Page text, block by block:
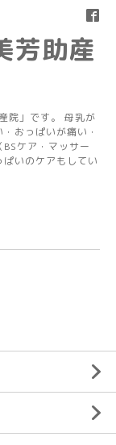
芳助産
院」です。 母乳が
おっぱいが痛い・
ケア・マッサー
いのケアもしてい